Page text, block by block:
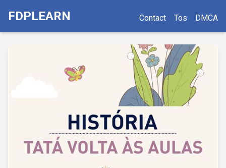
FDPLEARN Contact Tos DMCA